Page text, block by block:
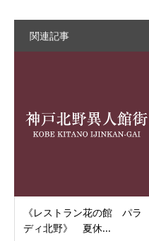
関連記事
《レストラン花の館 パラ
ディ北野》 夏休...